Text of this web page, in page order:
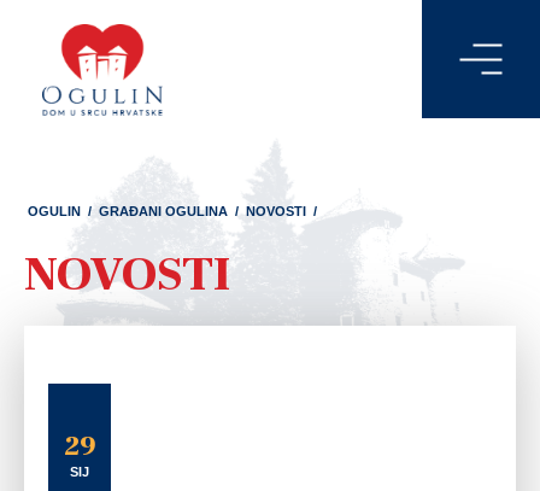
OGULIN / GRAĐANI OGULINA / NOVOSTI /
NOVOSTI
29
SIJ